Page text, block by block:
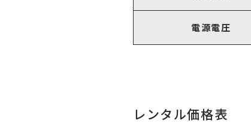
電源電圧
レンタル価格表